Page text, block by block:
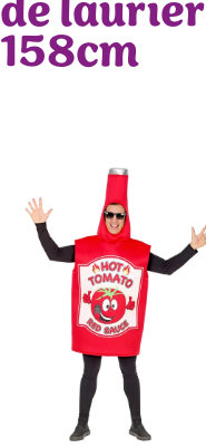
de laurier
158cm